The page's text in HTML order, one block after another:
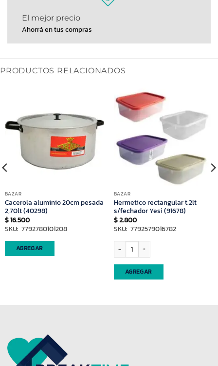
El mejor precio
Ahorrá en tus compras
PRODUCTOS RELACIONADOS
BAZAR
Cacerola aluminio 20cm pesada
2,70lt (40298)
$16.500
SKU: 7792780101208
AGREGAR
BAZAR
Hermetico rectangular t.2lt
s/fechador Yesi (91678)
$2.800
SKU: 7792579016782
AGREGAR